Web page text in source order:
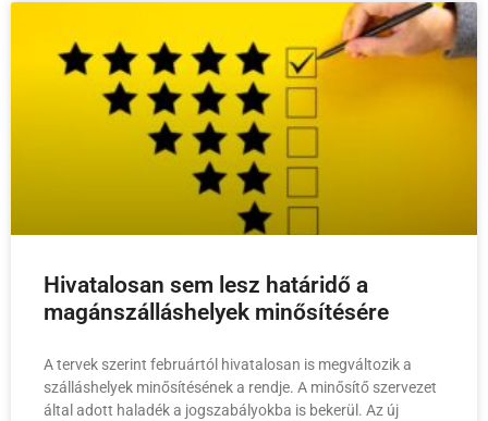
Hivatalosan sem lesz határidő a
magánszálláshelyek minősítésére
A tervek szerint februártól hivatalosan is megváltozik a
szálláshelyek minősítésének a rendje. A minősítő szervezet
által adott haladék a jogszabályokba is bekerül. Az új